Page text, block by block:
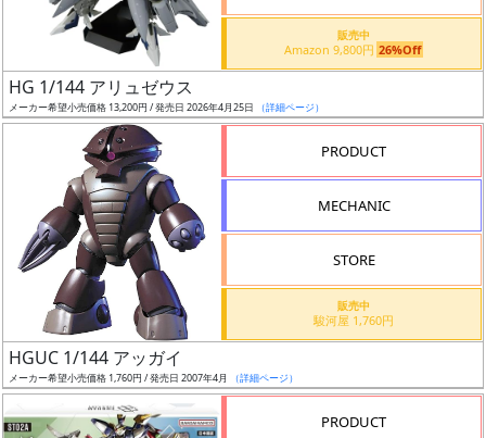
割
引
販売中
Amazon 9,800円 26%Off
HG 1/144 アリュゼウス
メーカー希望小売価格 13,200円 / 発売日 2026年4月25日 （詳細ページ）
PRODUCT
MECHANIC
STORE
販売中
駿河屋 1,760円
HGUC 1/144 アッガイ
メーカー希望小売価格 1,760円 / 発売日 2007年4月 （詳細ページ）
PRODUCT